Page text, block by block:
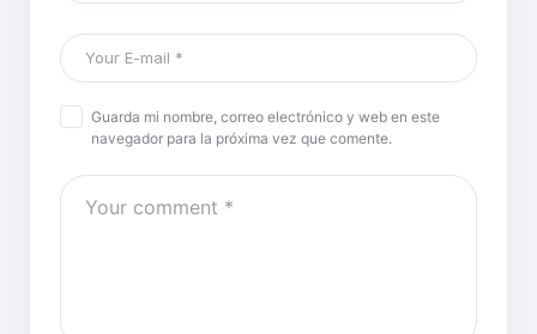
Guarda mi nombre, correo electrónico y web en este
navegador para la próxima vez que comente.